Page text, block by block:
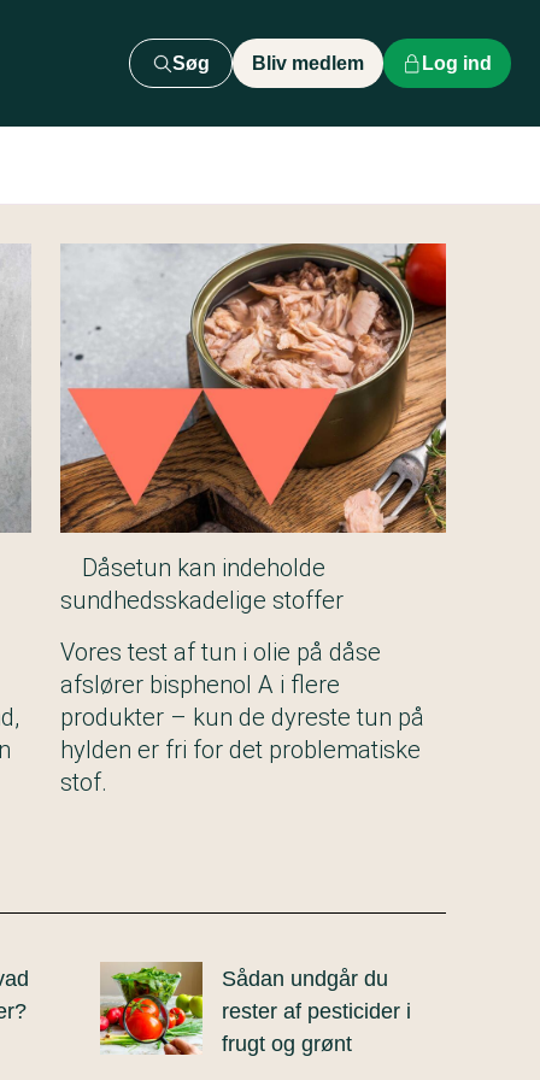
Søg Bliv medlem Log ind
Dåsetun kan indeholde
sundhedsskadelige stoffer
Vores test af tun i olie på dåse
afslører bisphenol A i flere
produkter – kun de dyreste tun på
hylden er fri for det problematiske
stof.
Sådan undgår du
rester af pesticider i
frugt og grønt